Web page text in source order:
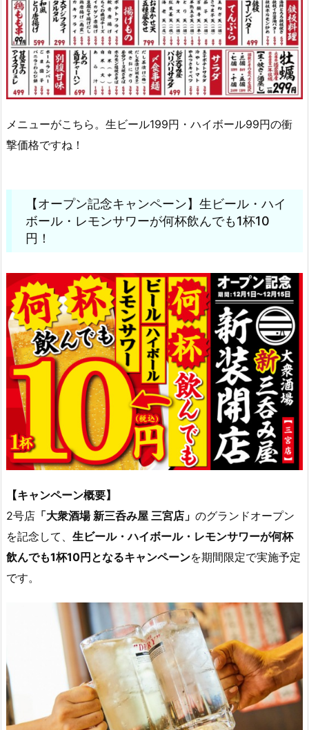
メニューがこちら。生ビール199円・ハイボール99円の衝
撃価格ですね！
【オープン記念キャンペーン】生ビール・ハイ
ボール・レモンサワーが何杯飲んでも1杯10
円！
【キャンペーン概要】
2号店 「大衆酒場 新三呑み屋 三宮店」 のグランドオープン
を記念して、 生ビール・ハイボール・レモンサワーが何杯
飲んでも1杯10円となるキャンペーンを期間限定で実施予定
です。